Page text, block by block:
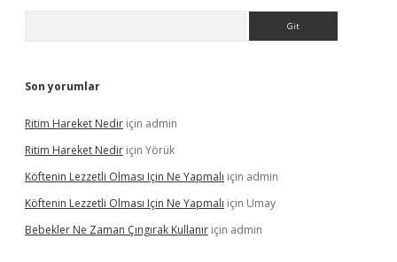
Son yorumlar
Ritim Hareket Nedir için admin
Ritim Hareket Nedir için Yörük
Köftenin Lezzetli Olması Için Ne Yapmalı için admin
Köftenin Lezzetli Olması Için Ne Yapmalı için Umay
Bebekler Ne Zaman Çıngırak Kullanır için admin